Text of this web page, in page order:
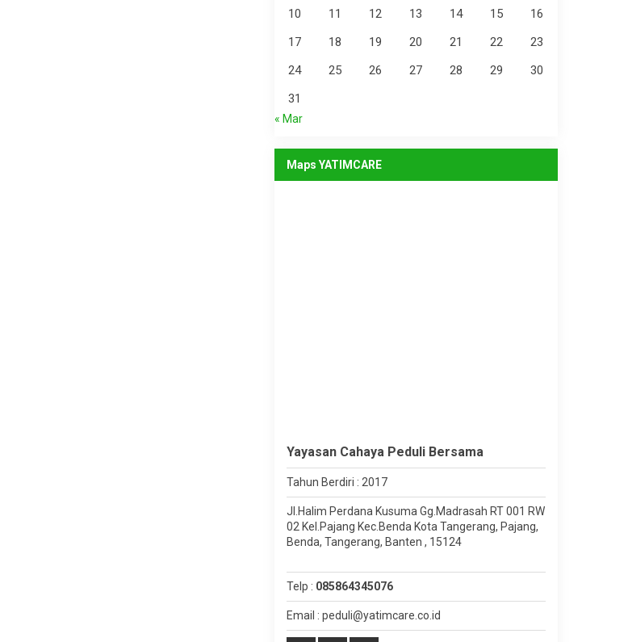
10
11 12 13 14 15
16
17
18 19 20 21 22
23
24
25 26 27 28 29
30
31
« Mar
Maps YATIMCARE
Yayasan Cahaya Peduli Bersama
Tahun Berdiri : 2017
Jl.Halim Perdana Kusuma Gg.Madrasah RT 001 RW
02 Kel.Pajang Kec.Benda Kota Tangerang, Pajang,
Benda, Tangerang, Banten , 15124
Telp : 085864345076
Email : peduli@yatimcare.co.id